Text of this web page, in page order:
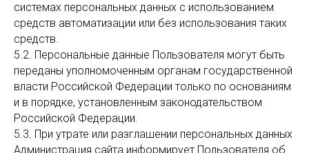
системах персональных данных с использованием
средств автоматизации или без использования таких
средств.
5.2. Персональные данные Пользователя могут быть
переданы уполномоченным органам государственной
власти Российской Федерации только по основаниям
и в порядке, установленным законодательством
Российской Федерации.
5.3. При утрате или разглашении персональных данных
Администрация сайта информирует Пользователя об